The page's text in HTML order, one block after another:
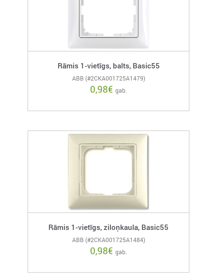
Rāmis 1-vietīgs, balts, Basic55
ABB (#2CKA001725A1479)
0,98€ gab.
Rāmis 1-vietīgs, ziloņkaula, Basic55
ABB (#2CKA001725A1484)
0,98€ gab.